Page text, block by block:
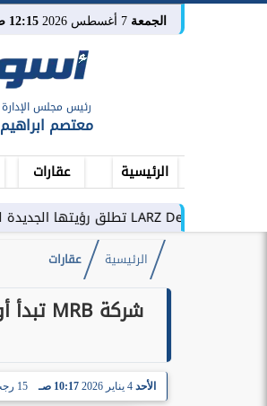
الجمعة 12:15 صـ
رئيس مجلس الإدارة
معتصم ابراهيم
الرئيسية عقارات
الرئيسية عقارات
الأحد 4 يناير 2026 10:17 صـ 15 رجب 1447